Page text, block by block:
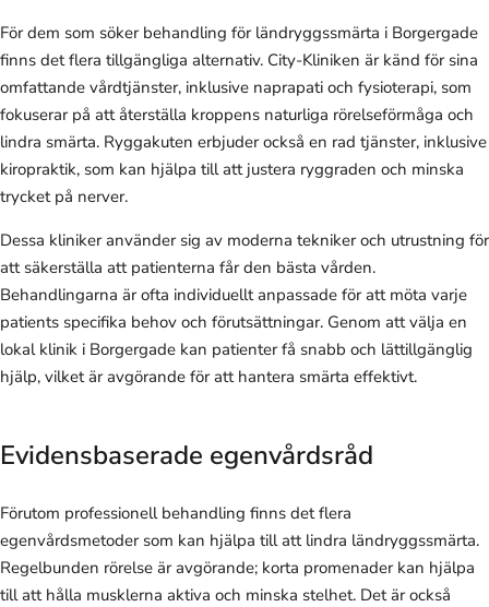
För dem som söker behandling för ländryggssmärta i Borgergade
finns det flera tillgängliga alternativ. City-Kliniken är känd för sina
omfattande vårdtjänster, inklusive naprapati och fysioterapi, som
fokuserar på att återställa kroppens naturliga rörelseförmåga och
lindra smärta. Ryggakuten erbjuder också en rad tjänster, inklusive
kiropraktik, som kan hjälpa till att justera ryggraden och minska
trycket på nerver.
Dessa kliniker använder sig av moderna tekniker och utrustning för
att säkerställa att patienterna får den bästa vården.
Behandlingarna är ofta individuellt anpassade för att möta varje
patients specifika behov och förutsättningar. Genom att välja en
lokal klinik i Borgergade kan patienter få snabb och lättillgänglig
hjälp, vilket är avgörande för att hantera smärta effektivt.
Evidensbaserade egenvårdsråd
Förutom professionell behandling finns det flera
egenvårdsmetoder som kan hjälpa till att lindra ländryggssmärta.
Regelbunden rörelse är avgörande; korta promenader kan hjälpa
till att hålla musklerna aktiva och minska stelhet. Det är också